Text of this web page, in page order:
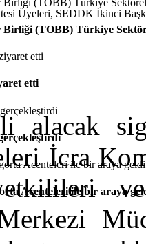
Üyeleri, SEDDK İkinci
(TOBB) Türkiye
etti
Acenteleri ile bir araya
alacak
İcra
Merkezi